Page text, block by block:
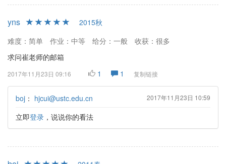
yns
2015秋
难度：简单
作业：中等 给分：一般
收获：很多
求问崔老师的邮箱
2017年11月23日 09:16 1 1 复制链接
boj ： hjcui@ustc.edu.cn 2017年11月23日 10:59
立即登录 ，说说你的看法